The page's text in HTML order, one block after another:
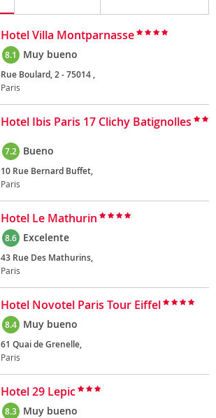
Hotel Villa Montparnasse
8.1 Muy bueno
Rue Boulard, 2 - 75014 ,
Paris
Hotel Ibis Paris 17 Clichy Batignolles
7.2 Bueno
10 Rue Bernard Buffet,
Paris
Hotel Le Mathurin
8.6 Excelente
43 Rue Des Mathurins,
Paris
Hotel Novotel Paris Tour Eiffel
8.4 Muy bueno
61 Quai de Grenelle,
Paris
Hotel 29 Lepic
8.3 Muy bueno